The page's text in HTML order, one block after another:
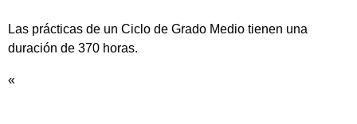
Las prácticas de un Ciclo de Grado Medio tienen una
duración de 370 horas.
«